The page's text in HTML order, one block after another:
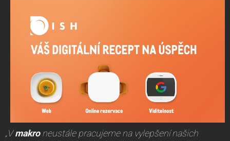
„Vmakro neustále pracujeme na vylepšení našich